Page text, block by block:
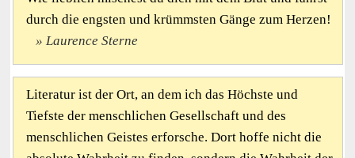
durch die engsten und krümmsten Gänge zum Herzen!
Laurence Sterne
Literatur ist der Ort, an dem ich das Höchste und
Tiefste der menschlichen Gesellschaft und des
menschlichen Geistes erforsche. Dort hoffe nicht die